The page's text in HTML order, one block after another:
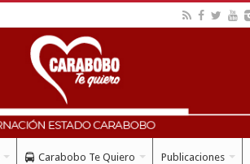
Carabobo Te Quiero Publicaciones